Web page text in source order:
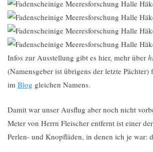
Infos zur Ausstellung gibt es hier, mehr über
(Namensgeber ist übrigens der letzte Pächter)
im Blog gleichen Namens.
Damit war unser Ausflug aber noch nicht
Meter von Herrn Fleischer entfernt ist einer
Perlen- und Knopfläden, in denen ich je war: